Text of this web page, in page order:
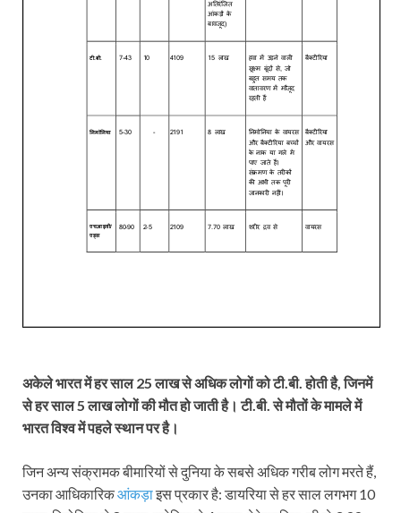
अकेले भारत में हर साल 25 लाख से अधिक लोगों को टी.बी. होती है, जिनमें
से हर साल 5 लाख लोगों की मौत हो जाती है। टी.बी. से मौतों के मामले में
भारत विश्व में पहले स्थान पर है।
जिन अन्य संक्रामक बीमारियों से दुनिया के सबसे अधिक गरीब लोग मरते हैं,
उनका आधिकारिकआंकड़ाइस प्रकार है: डायरिया से हर साल लगभग 10